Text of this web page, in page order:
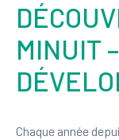
MINUIT
Chaque année